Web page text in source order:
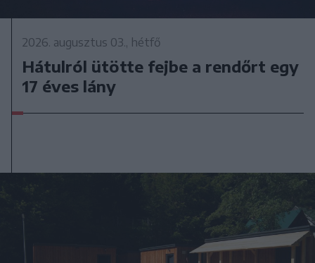
2026. augusztus 03., hétfő
Hátulról ütötte fejbe a rendőrt egy
17 éves lány